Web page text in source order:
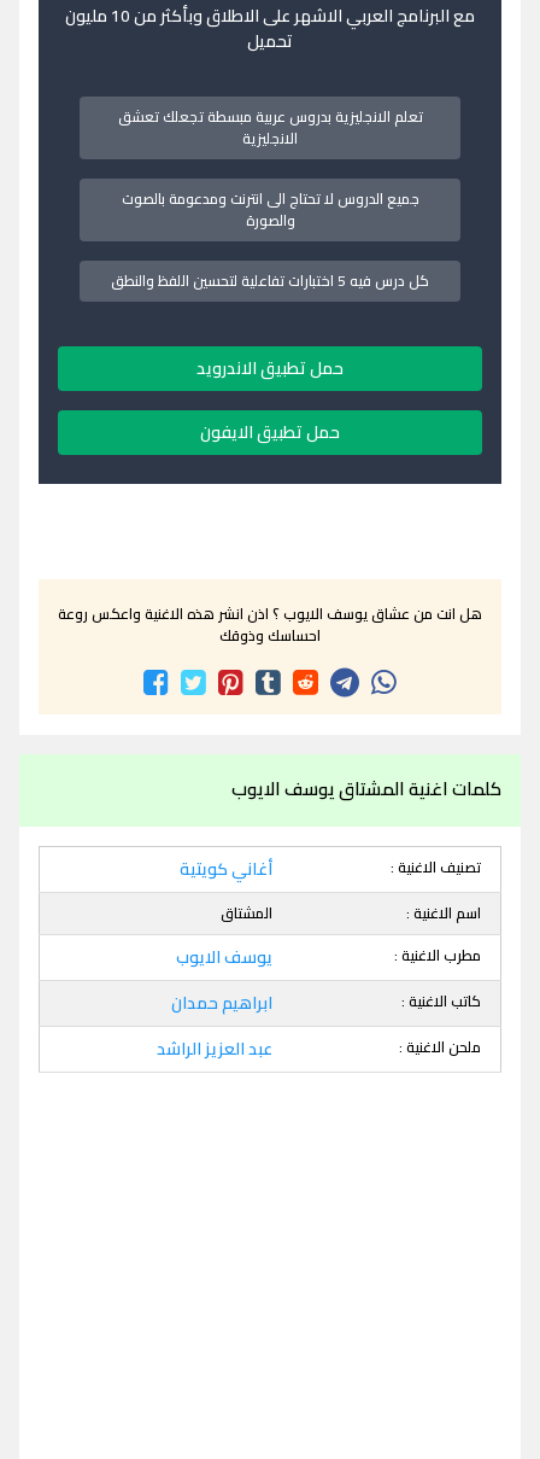
مع البرنامج العربي الاشهر على الاطلاق وبأكثر من 10 مليون
تحميل
تعلم الانجليزية بدروس عربية مبسطة تجعلك تعشق
الانجليزية
جميع الدروس لا تحتاج الى انترنت ومدعومة بالصوت
والصورة
كل درس فيه 5 اختبارات تفاعلية لتحسين اللفظ والنطق
حمل تطبيق الاندرويد
حمل تطبيق الايفون
هل انت من عشاق يوسف الايوب ؟ اذن انشر هذه الاغنية واعكس روعة
احساسك وذوقك
كلمات اغنية المشتاق يوسف الايوب
تصنيف الاغنية : أغاني كويتية
اسم الاغنية :
المشتاق
مطرب الاغنية :
يوسف الايوب
كاتب الاغنية : ابراهيم حمدان
ملحن الاغنية : عبد العزيز الراشد